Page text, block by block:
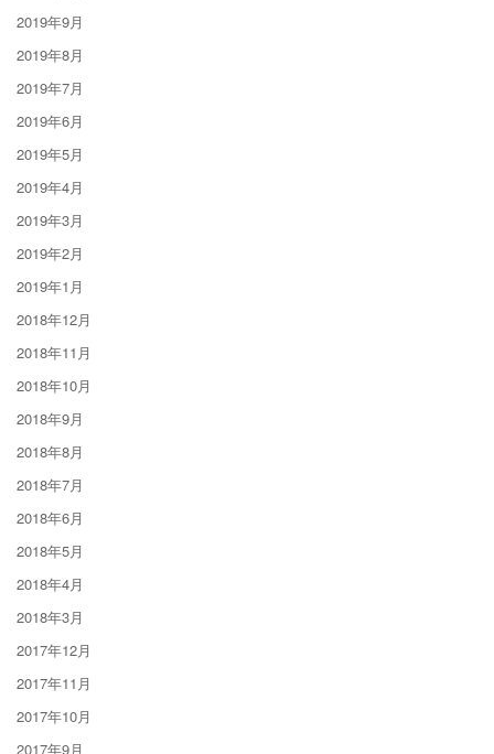
2019年9月
2019年8月
2019年7月
2019年6月
2019年5月
2019年4月
2019年3月
2019年2月
2019年1月
2018年12月
2018年11月
2018年10月
2018年9月
2018年8月
2018年7月
2018年6月
2018年5月
2018年4月
2018年3月
2017年12月
2017年11月
2017年10月
2017年9月